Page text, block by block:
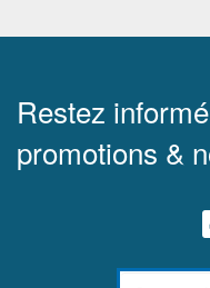
Restez
promotions &